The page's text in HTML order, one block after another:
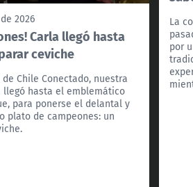
2026
Carla llegó hasta
ceviche
Chile Conectado, nuestra
llegó hasta el emblemático
para ponerse el delantal y
plato de campeones: un
La
por